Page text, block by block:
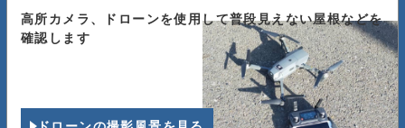
高所カメラ、ドローンを使用して普段見えない屋根などを
確認します